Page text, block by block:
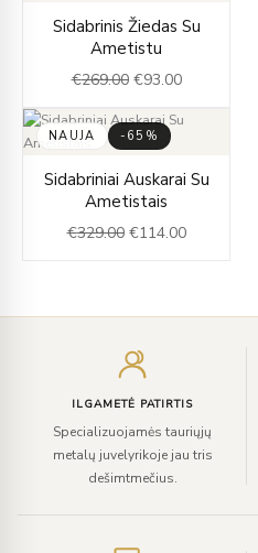
Sidabrinis Žiedas Su
Ametistu
€269.00
Original
price
was:
€269.00.
€93.00
price
€93.00.
NAUJA -65%
Sidabriniai Auskarai Su
Ametistais
€329.00
price
was:
€329.00.
€114.00
price
€114.00.
ILGAMETĖ PATIRTIS
Specializuojamės tauriųjų
metalų juvelyrikoje jau tris
dešimtmečius.